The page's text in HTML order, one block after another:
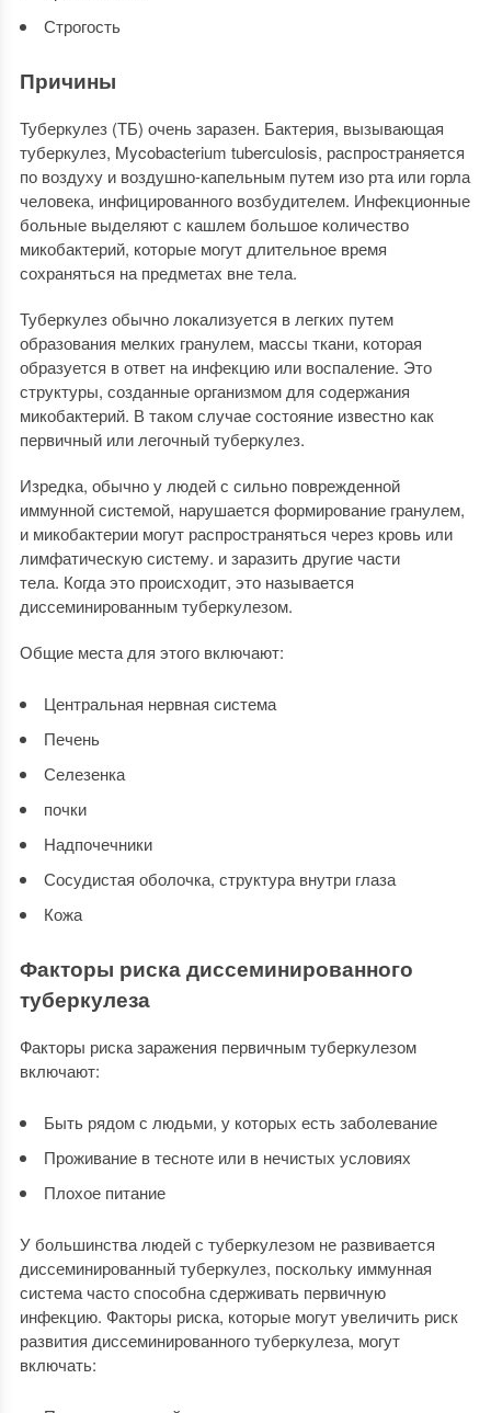
Строгость
Причины
Туберкулез (ТБ) очень заразен. Бактерия, вызывающая
туберкулез, Mycobacterium tuberculosis, распространяется
по воздуху и воздушно-капельным путем изо рта или горла
человека, инфицированного возбудителем. Инфекционные
больные выделяют с кашлем большое количество
микобактерий, которые могут длительное время
сохраняться на предметах вне тела.
Туберкулез обычно локализуется в легких путем
образования мелких гранулем, массы ткани, которая
образуется в ответ на инфекцию или воспаление. Это
структуры, созданные организмом для содержания
микобактерий. В таком случае состояние известно как
первичный или легочный туберкулез.
Изредка, обычно у людей с сильно поврежденной
иммунной системой, нарушается формирование гранулем,
и микобактерии могут распространяться через кровь или
лимфатическую систему. и заразить другие части
тела. Когда это происходит, это называется
диссеминированным туберкулезом.
Общие места для этого включают:
Центральная нервная система
Печень
Селезенка
почки
Надпочечники
Сосудистая оболочка, структура внутри глаза
Кожа
Факторы риска диссеминированного
туберкулеза
Факторы риска заражения первичным туберкулезом
включают:
Быть рядом с людьми, у которых есть заболевание
Проживание в тесноте или в нечистых условиях
Плохое питание
У большинства людей с туберкулезом не развивается
диссеминированный туберкулез, поскольку иммунная
система часто способна сдерживать первичную
инфекцию. Факторы риска, которые могут увеличить риск
развития диссеминированного туберкулеза, могут
включать: